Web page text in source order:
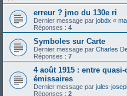
erreur ? jmo du 130e ri
Dernier message par jobdx «
Réponses : 4
Symboles sur Carte
Dernier message par Charles
Réponses : 7
4 août 1915 : entre
émissaires
Dernier message par jules-
Réponses : 2